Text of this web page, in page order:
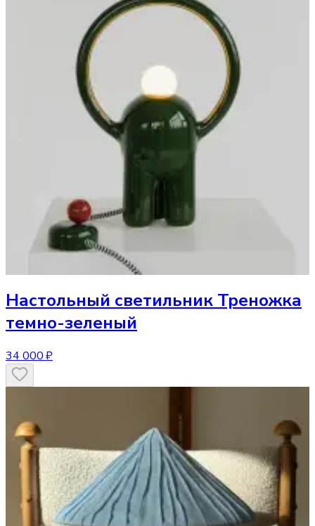
Настольный светильник Треножка
темно-зеленый
34 000 ₽